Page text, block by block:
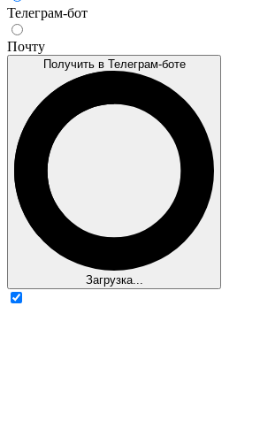
Телеграм-бот
Почту
Получить в Телеграм-боте
Загрузка...